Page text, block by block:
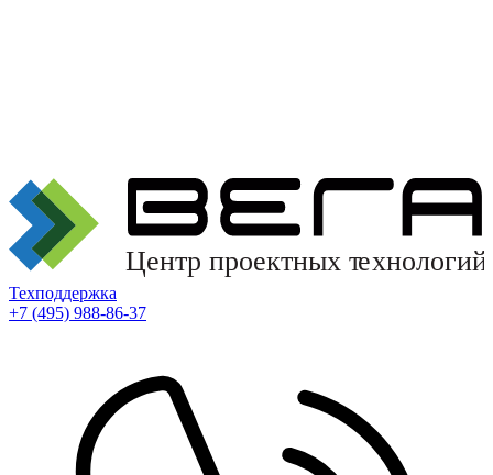
Техподдержка
+7 (495) 988-86-37